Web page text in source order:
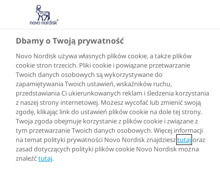
Dbamy o Twoją prywatność
Novo Nordisk używa własnych plików cookie, a także plików
cookie stron trzecich. Pliki cookie i powiązane przetwarzanie
Twoich danych osobowych są wykorzystywane do
zapamiętywania Twoich ustawień, wskaźników ruchu,
przedstawiania Ci ukierunkowanych reklam i śledzenia korzystania
z naszej strony internetowej. Możesz wycofać lub zmienić swoją
zgodę, klikając link do ustawień plików cookie na dole tej strony.
Twoja zgoda obejmuje korzystanie z plików cookie i związane z
tym przetwarzanie Twoich danych osobowych. Więcej informacji
na temat polityki prywatności Novo Nordisk znajdziesztutajoraz
zasad dotyczących polityki plików cookie Novo Nordisk można
znaleźćtutaj.